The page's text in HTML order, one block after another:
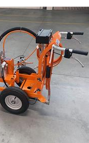
та максимальну
роботи. Для будь-якого
підібрати відповідні
доступна як бензинова
машина. Дуже добре
себе як демаркаційна
компаній.
250 мм Вага:
- 105 кг (210 - 230 фунтів)
Бензиновий Honda
кВт Робоча ширина: 250
до стіни 67 мм (2.6'')
455 x 1165 мм (37 x 18 x
комплектація: